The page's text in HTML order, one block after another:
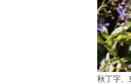
秋丁字、